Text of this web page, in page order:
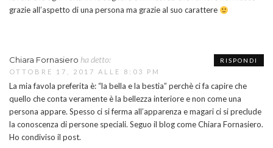
grazie all’aspetto di una persona ma grazie al suo carattere
Chiara Fornasiero ha detto:
OTTOBRE 17, 2017 ALLE 8:03 PM
La mia favola preferita è: “la bella e la bestia” perchè ci fa capire che
quello che conta veramente è la bellezza interiore e non come una
persona appare. Spesso ci si ferma all’apparenza e magari ci si preclude
la conoscenza di persone speciali. Seguo il blog come Chiara Fornasiero.
Ho condiviso il post.
RISPONDI